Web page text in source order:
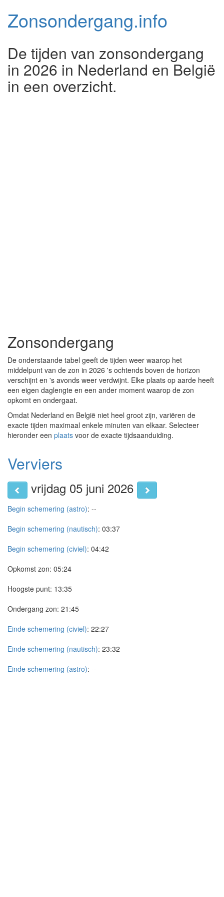
Zonsondergang.info
De tijden van zonsondergang
in 2026 in Nederland en België
in een overzicht.
Zonsondergang
De onderstaande tabel geeft de tijden weer waarop het
middelpunt van de zon in 2026 's ochtends boven de horizon
verschijnt en 's avonds weer verdwijnt. Elke plaats op aarde heeft
een eigen daglengte en een ander moment waarop de zon
opkomt en ondergaat.
Omdat Nederland en België niet heel groot zijn, variëren de
exacte tijden maximaal enkele minuten van elkaar. Selecteer
hieronder een plaats voor de exacte tijdsaanduiding.
Verviers
vrijdag 05 juni 2026
Begin schemering (astro): --
Begin schemering (nautisch): 03:37
Begin schemering (civiel): 04:42
Opkomst zon: 05:24
Hoogste punt: 13:35
Ondergang zon: 21:45
Einde schemering (civiel): 22:27
Einde schemering (nautisch): 23:32
Einde schemering (astro): --